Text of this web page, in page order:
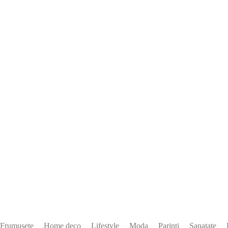
Frumusete Home deco Lifestyle Moda Parinti Sanatate